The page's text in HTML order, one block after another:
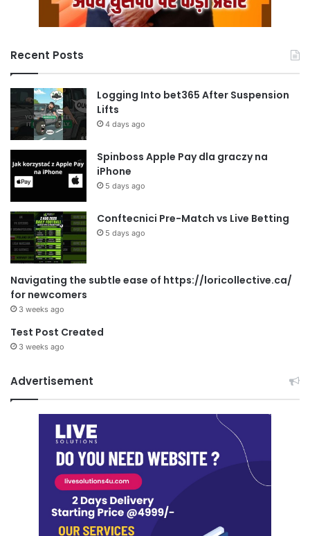
Recent Posts
Logging Into bet365 After Suspension
Lifts
4 days ago
Spinboss Apple Pay dla graczy na
iPhone
5 days ago
Conftecnici Pre-Match vs Live Betting
5 days ago
Navigating the subtle ease of https://loricollective.ca/
for newcomers
3 weeks ago
Test Post Created
3 weeks ago
Advertisement